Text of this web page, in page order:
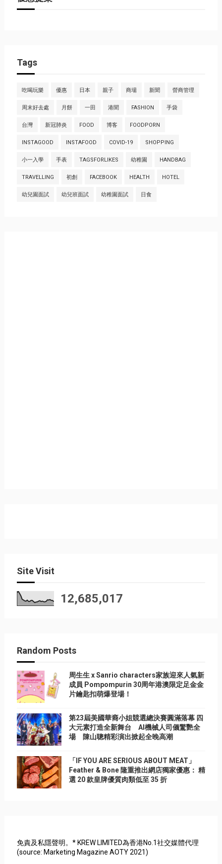
Tags
吃喝玩樂 優惠 日本 親子 商場 新聞 營商管理
周末好去處 月餅 一田 港聞 FASHION 手袋
台灣 新冠肺炎 FOOD 博客 FOODPORN
INSTAGOOD INSTAFOOD COVID-19 SHOPPING
小一入學 手表 TAGSFORLIKES 幼稚園 HANDBAG
TRAVELLING 初創 FACEBOOK HEALTH HOTEL
幼兒園面試 幼兒班面試 幼稚園面試 日食
Site Visit
12,685,017
Random Posts
周生生 x Sanrio characters家族迎來人氣新
成員 Pompompurin 30周年港澳限定足金金
片鑰匙扣萌爆登場！
第23屆美國華裔小姐競選總決賽圓滿落幕 四
大元素打造全新舞台 AI機械人司儀驚艷全
場 陳山聰精彩演出掀起全晚高潮
「IF YOU ARE SERIOUS ABOUT MEAT」
Feather & Bone 隆重推出網店獨家優惠： 精
選 20 款皇牌優質肉類低至 35 折
免責及私隱聲明。* KREW LIMITED為香港No.1社交媒體代理
(source: Marketing Magazine AOTY 2021)